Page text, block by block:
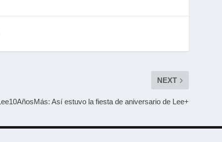
NEXT
Así estuvo la fiesta de aniversario de Lee+